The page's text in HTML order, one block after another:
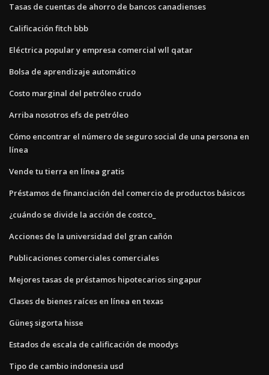
Tasas de cuentas de ahorro de bancos canadienses
Calificación fitch bbb
Eléctrica popular y empresa comercial wll qatar
Bolsa de aprendizaje automático
Costo marginal del petróleo crudo
Arriba nosotros efs de petróleo
Cómo encontrar el número de seguro social de una persona en
línea
Vende tu tierra en línea gratis
Préstamos de financiación del comercio de productos básicos
¿cuándo se divide la acción de costco_
Acciones de la universidad del gran cañón
Publicaciones comerciales comerciales
Mejores tasas de préstamos hipotecarios singapur
Clases de bienes raíces en línea en texas
Güneş sigorta hisse
Estados de escala de calificación de moodys
Tipo de cambio indonesia usd